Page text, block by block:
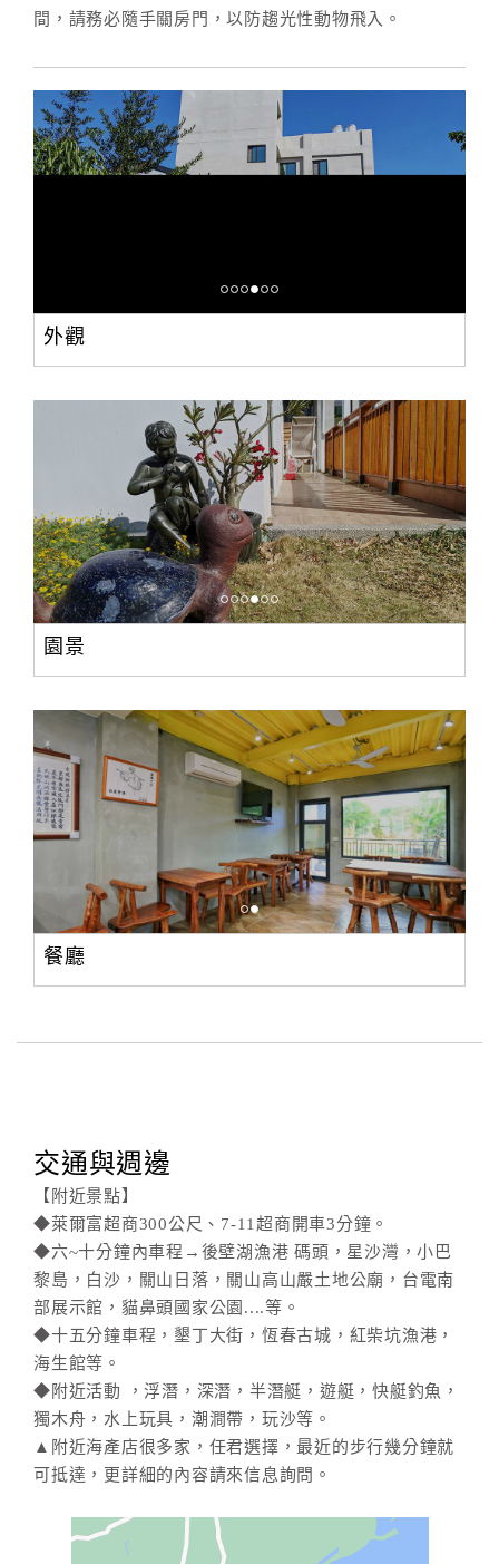
間，請務必隨手關房門，以防趨光性動物飛入。
外觀
園景
餐廳
交通與週邊
【附近景點】
◆萊爾富超商300公尺、7-11超商開車3分鐘。
◆六~十分鐘內車程→後壁湖漁港 碼頭，星沙灣，小巴
黎島，白沙，關山日落，關山高山嚴土地公廟，台電南
部展示館，貓鼻頭國家公園....等。
◆十五分鐘車程，墾丁大街，恆春古城，紅柴坑漁港，
海生館等。
◆附近活動 ，浮潛，深潛，半潛艇，遊艇，快艇釣魚，
獨木舟，水上玩具，潮澗帶，玩沙等。
▲附近海產店很多家，任君選擇，最近的步行幾分鐘就
可抵達，更詳細的內容請來信息詢問。